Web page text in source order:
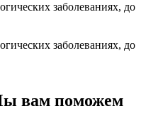
заболеваниях, до
заболеваниях, до
вам поможем